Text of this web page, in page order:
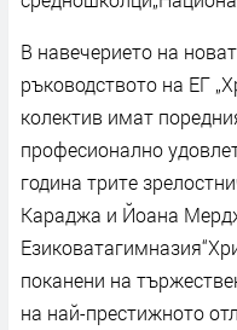
В навечерието на
ръководството на ЕГ
колектив имат
професионално
година трите
Караджа и Йоана
поканени на
на най-престижното